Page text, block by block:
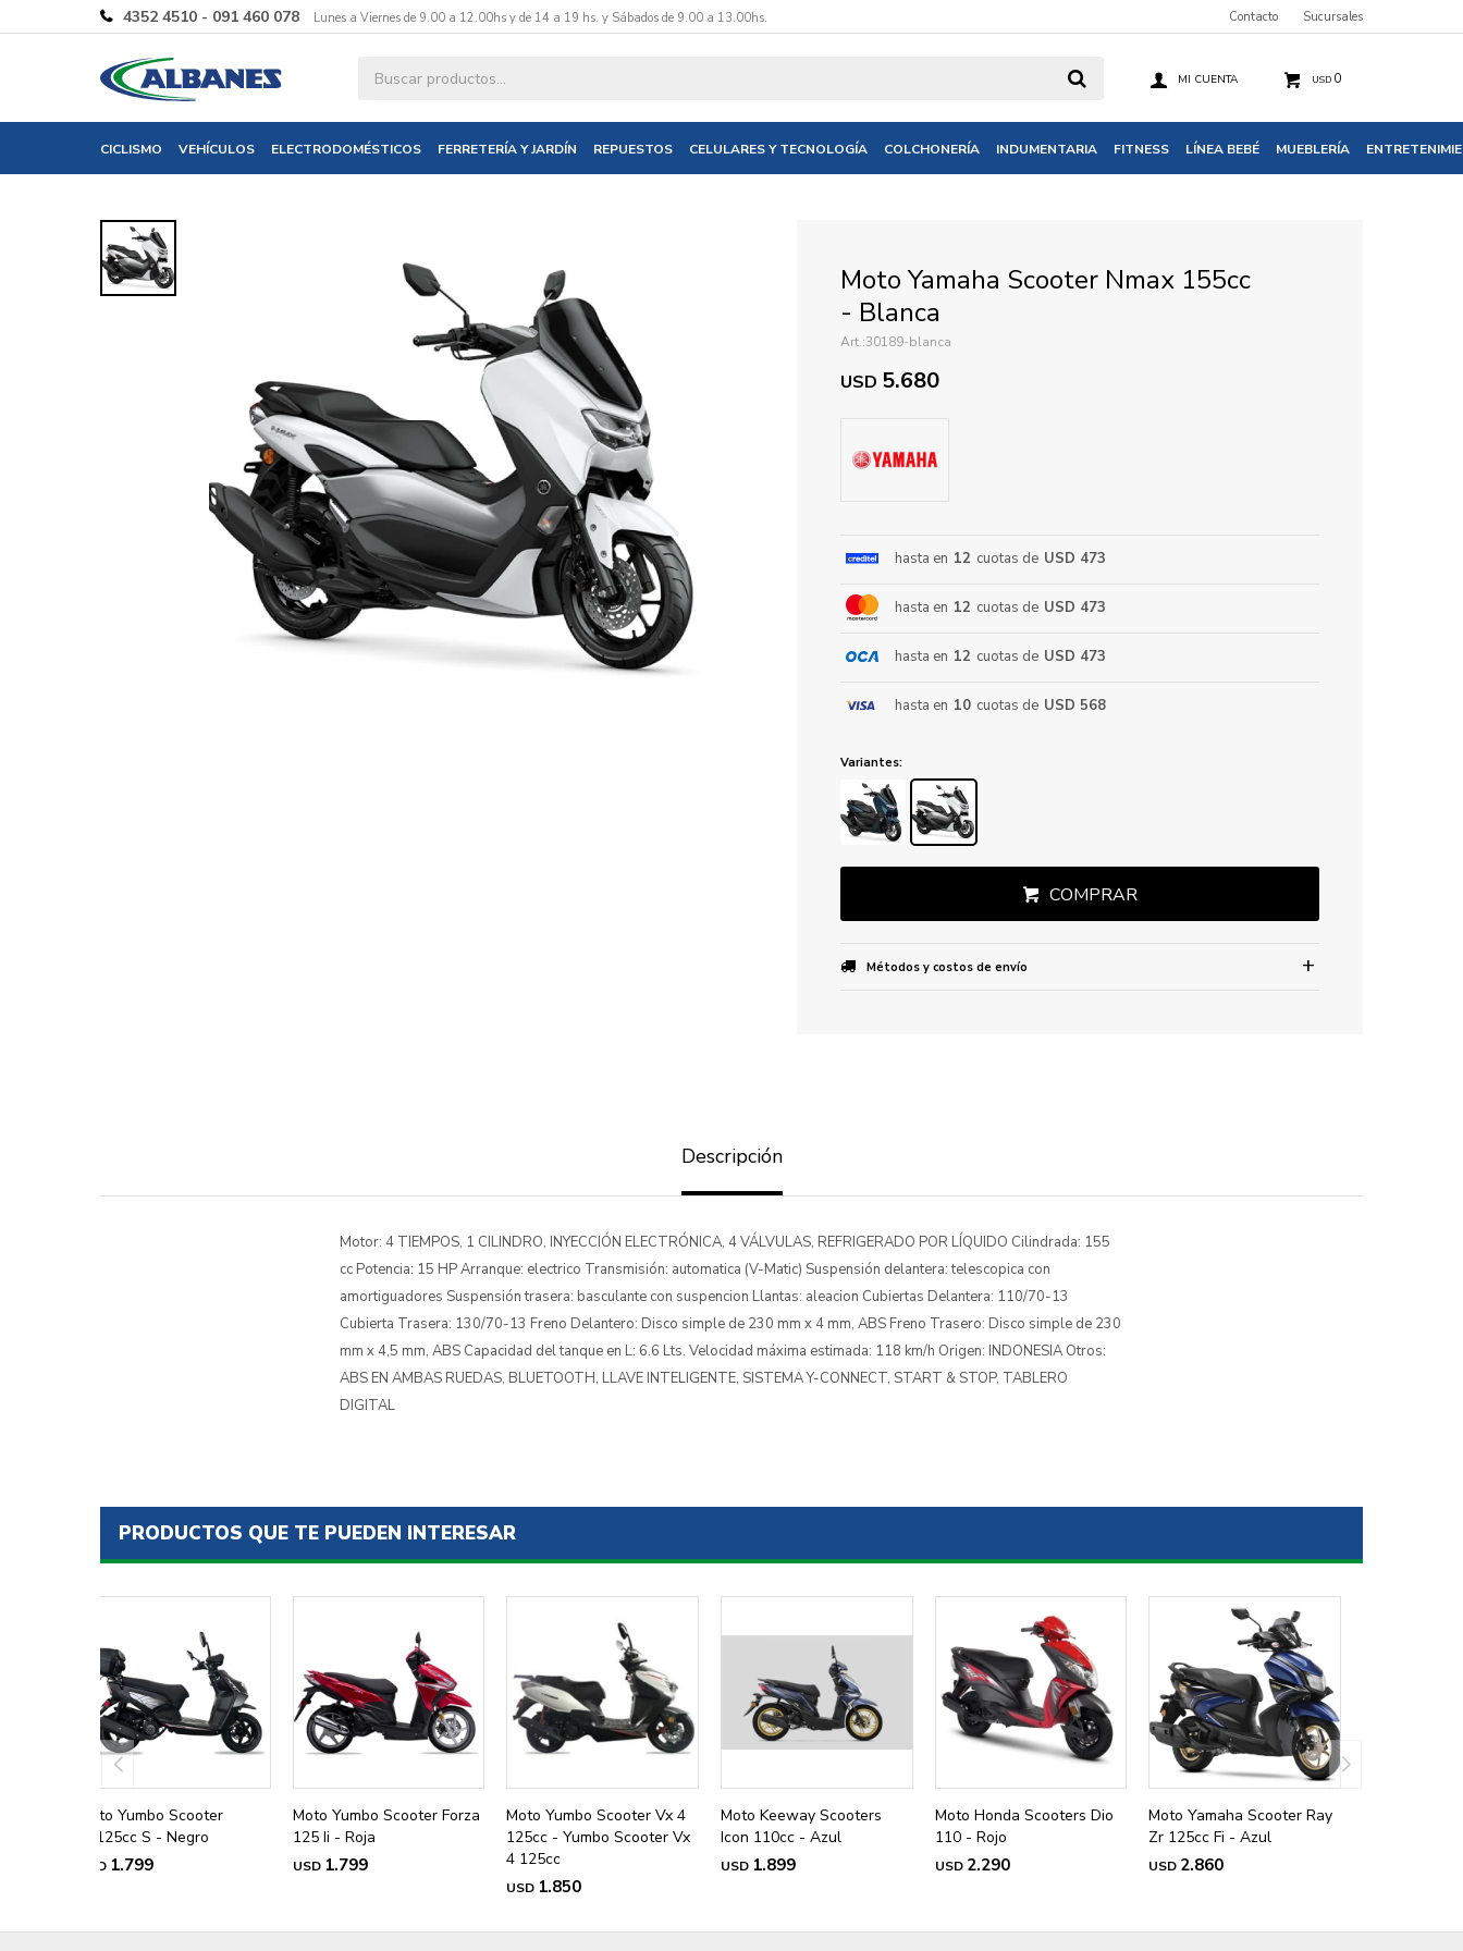
CICLISMO VEHÍCULOS ELECTRODOMÉSTICOS FERRETERÍA Y JARDÍN REPUESTOS CELULARES Y TECNOLOGÍA COLCHONERÍA INDUMENTARIA FITNESS LÍNEA BEBÉ MUEBLERÍA
USD 0
4352 4510 - 091 460 078 Lunes a Viernes de 9.00 a 12.00hs y de 14 a 19 hs. y Sábados de 9.00 a 13.00hs. Contacto Sucursales
Moto Yamaha Scooter Nmax 155cc
- Blanca
30189-blanca
USD 5.680
hasta en 12 cuotas de USD 473
hasta en 12 cuotas de USD 473
hasta en 12 cuotas de USD 473
hasta en 10 cuotas de USD 568
Variantes:
COMPRAR
Métodos y costos de envío
Descripción
Motor: 4 TIEMPOS, 1 CILINDRO, INYECCIÓN ELECTRÓNICA, 4 VÁLVULAS, REFRIGERADO POR LÍQUIDO Cilindrada: 155
cc Potencia: 15 HP Arranque: electrico Transmisión: automatica (V-Matic) Suspensión delantera: telescopica con
amortiguadores Suspensión trasera: basculante con suspencion Llantas: aleacion Cubiertas Delantera: 110/70-13
Cubierta Trasera: 130/70-13 Freno Delantero: Disco simple de 230 mm x 4 mm, ABS Freno Trasero: Disco simple de 230
mm x 4,5 mm, ABS Capacidad del tanque en L: 6.6 Lts. Velocidad máxima estimada: 118 km/h Origen: INDONESIA Otros:
ABS EN AMBAS RUEDAS, BLUETOOTH, LLAVE INTELIGENTE, SISTEMA Y-CONNECT, START & STOP, TABLERO
DIGITAL
PRODUCTOS QUE TE PUEDEN INTERESAR
Moto Yumbo Scooter
Vx125cc S - Negro
USD 1.799
Moto Yumbo Scooter Forza
125 Ii - Roja
USD 1.799
Moto Yumbo Scooter Vx 4
125cc - Yumbo Scooter Vx
4 125cc
USD 1.850
Moto Keeway Scooters
Icon 110cc - Azul
USD 1.899
Moto Honda Scooters Dio
110 - Rojo
USD 2.290
Moto Yamaha Scooter Ray
Zr 125cc Fi - Azul
USD 2.860
Ingresa tus datos y te informaremos cuando tengamos stock disponible.
Teléfono
Mensaje
ENVIAR